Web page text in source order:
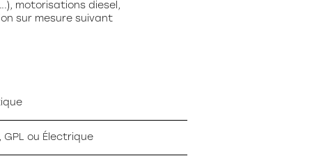
motorisations diesel,
sur mesure suivant
GPL ou Électrique